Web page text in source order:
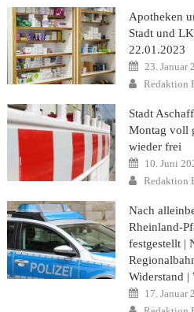
Apotheken
Stadt und
22.01.2023
Posted
on
23. Januar
Author
Redaktion
Stadt
Montag voll
wieder frei
Posted
on
10. Juni
Author
Redaktion
Nach
Rheinland-
festgestellt |
Widerstand |
Posted
on
17. Januar
Author